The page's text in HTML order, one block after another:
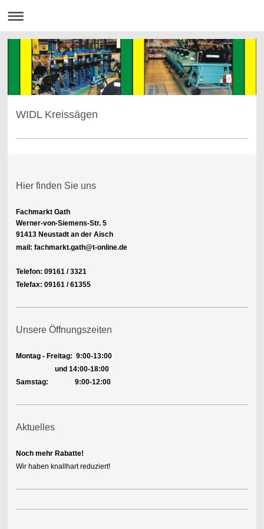
WIDL Kreissägen
Hier finden Sie uns
Fachmarkt Gath
Werner-von-Siemens-Str. 5
91413 Neustadt an der Aisch
mail: fachmarkt.gath@t-online.de
Telefon: 09161 / 3321
Telefax: 09161 / 61355
Unsere Öffnungszeiten
Montag - Freitag: 9:00-13:00
und 14:00-18:00
Samstag: 9:00-12:00
Aktuelles
Noch mehr Rabatte!
Wir haben knallhart reduziert!